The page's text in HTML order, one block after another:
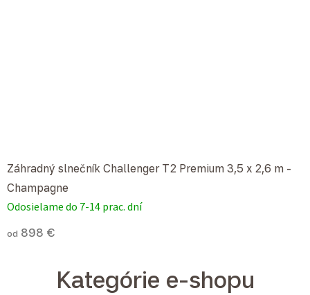
Záhradný slnečník Challenger T2 Premium 3,5 x 2,6 m -
Champagne
Odosielame do 7-14 prac. dní
od 898 €
Kategórie e-shopu